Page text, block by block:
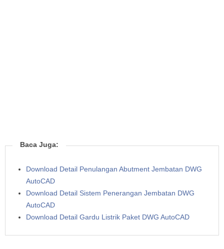
Baca Juga:
Download Detail Penulangan Abutment Jembatan DWG
AutoCAD
Download Detail Sistem Penerangan Jembatan DWG
AutoCAD
Download Detail Gardu Listrik Paket DWG AutoCAD